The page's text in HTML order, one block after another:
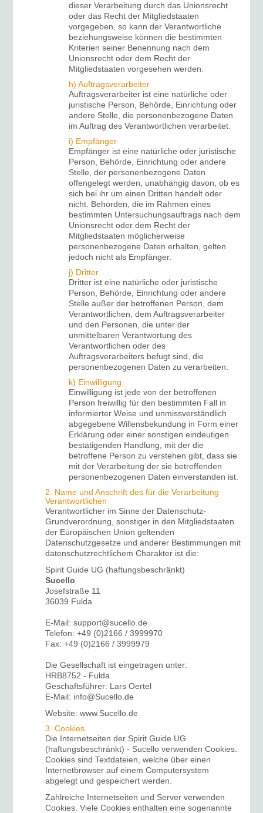
dieser Verarbeitung durch das Unionsrecht
oder das Recht der Mitgliedstaaten
vorgegeben, so kann der Verantwortliche
beziehungsweise können die bestimmten
Kriterien seiner Benennung nach dem
Unionsrecht oder dem Recht der
Mitgliedstaaten vorgesehen werden.
h) Auftragsverarbeiter
Auftragsverarbeiter ist eine natürliche oder
juristische Person, Behörde, Einrichtung oder
andere Stelle, die personenbezogene Daten
im Auftrag des Verantwortlichen verarbeitet.
i) Empfänger
Empfänger ist eine natürliche oder juristische
Person, Behörde, Einrichtung oder andere
Stelle, der personenbezogene Daten
offengelegt werden, unabhängig davon, ob es
sich bei ihr um einen Dritten handelt oder
nicht. Behörden, die im Rahmen eines
bestimmten Untersuchungsauftrags nach dem
Unionsrecht oder dem Recht der
Mitgliedstaaten möglicherweise
personenbezogene Daten erhalten, gelten
jedoch nicht als Empfänger.
j) Dritter
Dritter ist eine natürliche oder juristische
Person, Behörde, Einrichtung oder andere
Stelle außer der betroffenen Person, dem
Verantwortlichen, dem Auftragsverarbeiter
und den Personen, die unter der
unmittelbaren Verantwortung des
Verantwortlichen oder des
Auftragsverarbeiters befugt sind, die
personenbezogenen Daten zu verarbeiten.
k) Einwilligung
Einwilligung ist jede von der betroffenen
Person freiwillig für den bestimmten Fall in
informierter Weise und unmissverständlich
abgegebene Willensbekundung in Form einer
Erklärung oder einer sonstigen eindeutigen
bestätigenden Handlung, mit der die
betroffene Person zu verstehen gibt, dass sie
mit der Verarbeitung der sie betreffenden
personenbezogenen Daten einverstanden ist.
2. Name und Anschrift des für die Verarbeitung
Verantwortlichen
Verantwortlicher im Sinne der Datenschutz-
Grundverordnung, sonstiger in den Mitgliedstaaten
der Europäischen Union geltenden
Datenschutzgesetze und anderer Bestimmungen mit
datenschutzrechtlichem Charakter ist die:
Spirit Guide UG (haftungsbeschränkt)
Sucello
Josefstraße 11
36039 Fulda
E-Mail: support@sucello.de
Telefon: +49 (0)2166 / 3999970
Fax: +49 (0)2166 / 3999979
Die Gesellschaft ist eingetragen unter:
HRB8752 - Fulda
Geschaftsführer: Lars Oertel
E-Mail: info@Sucello.de
Website: www.Sucello.de
3. Cookies
Die Internetseiten der Spirit Guide UG
(haftungsbeschränkt) - Sucello verwenden Cookies.
Cookies sind Textdateien, welche über einen
Internetbrowser auf einem Computersystem
abgelegt und gespeichert werden.
Zahlreiche Internetseiten und Server verwenden
Cookies. Viele Cookies enthalten eine sogenannte